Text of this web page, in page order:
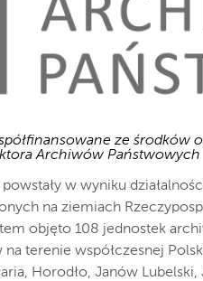
ze środków
Archiwów Państwowych
w wyniku
na ziemiach
objęto 108 jednostek
terenie współczesnej
Horodło, Janów